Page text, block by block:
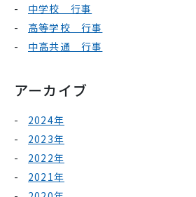
中学校 行事
高等学校 行事
中高共通 行事
アーカイブ
2024年
2023年
2022年
2021年